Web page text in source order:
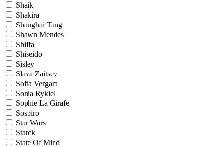
Shaik
Shakira
Shanghai Tang
Shawn Mendes
Shiffa
Shiseido
Sisley
Slava Zaitsev
Sofia Vergara
Sonia Rykiel
Sophie La Girafe
Sospiro
Star Wars
Starck
State Of Mind